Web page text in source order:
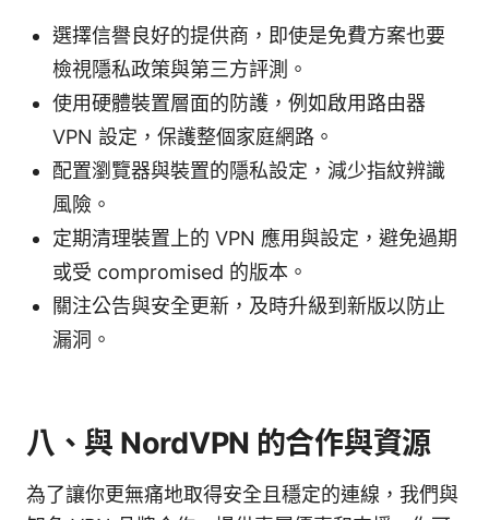
選擇信譽良好的提供商，即使是免費方案也要
檢視隱私政策與第三方評測。
使用硬體裝置層面的防護，例如啟用路由器
VPN 設定，保護整個家庭網路。
配置瀏覽器與裝置的隱私設定，減少指紋辨識
風險。
定期清理裝置上的 VPN 應用與設定，避免過期
或受 compromised 的版本。
關注公告與安全更新，及時升級到新版以防止
漏洞。
八、與 NordVPN 的合作與資源
為了讓你更無痛地取得安全且穩定的連線，我們與